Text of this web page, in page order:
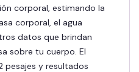
corporal, estimando la
corporal, el agua
datos que brindan
sobre tu cuerpo. El
pesajes y resultados